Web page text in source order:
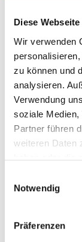
Diese
Wir verwenden
zu können und
analysieren.
Verwendung
soziale Medien,
Partner führen
weiteren Daten
haben oder die
Notwendig
Präferenzen
Collier ·
First Love
H/SI · 42 cm
UVP : €
First Love ·
UVP: €